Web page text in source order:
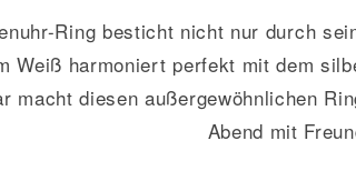
Ring besticht nicht nur durch
Weiß harmoniert perfekt mit dem
macht diesen außergewöhnlichen
Abend mit